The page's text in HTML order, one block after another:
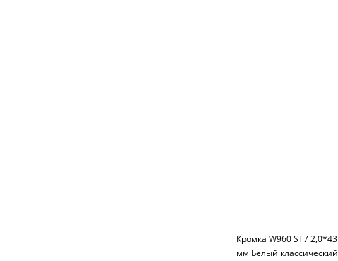
Кромка W960 ST7 2,0*43
мм Белый классический